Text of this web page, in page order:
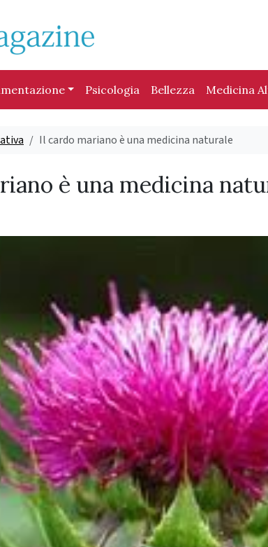
Psicologia Bellezza Medicina
Il cardo mariano è una medicina naturale
è una medicina